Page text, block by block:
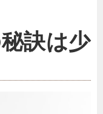
訣は少